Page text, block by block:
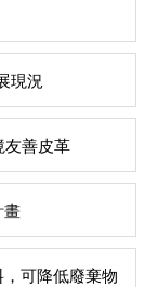
現況
友善皮革
畫
可降低廢棄物